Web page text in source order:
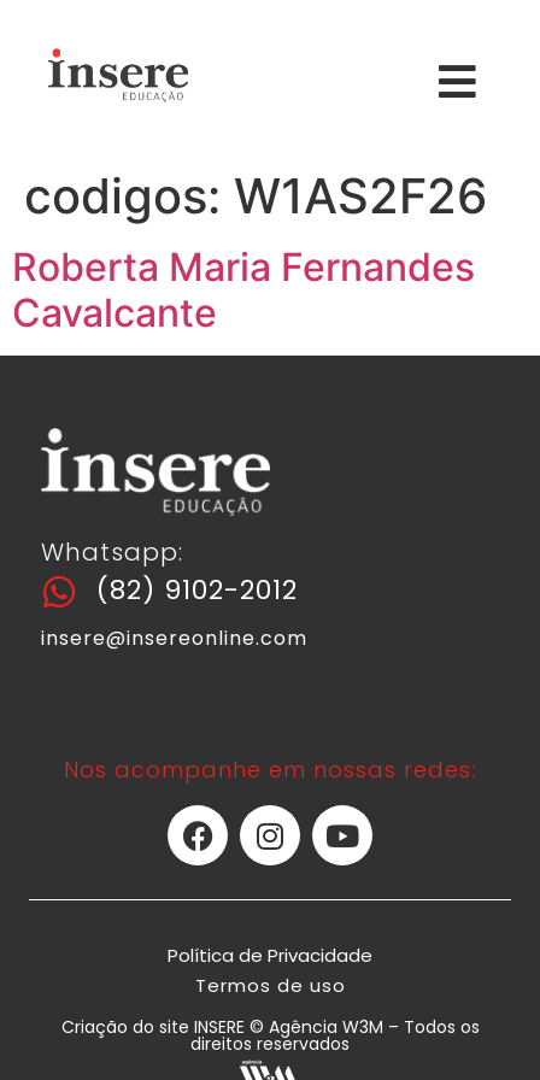
codigos: W1AS2F26
Roberta Maria Fernandes
Cavalcante
Whatsapp:
(82) 9102-2012
insere@insereonline.com
Nos acompanhe em nossas redes:
Política de Privacidade
Termos de uso
Criação do site INSERE © Agência W3M – Todos os
direitos reservados